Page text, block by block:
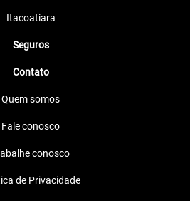
Itacoatiara
Seguros
Contato
Quem somos
Fale conosco
conosco
de Privacidade